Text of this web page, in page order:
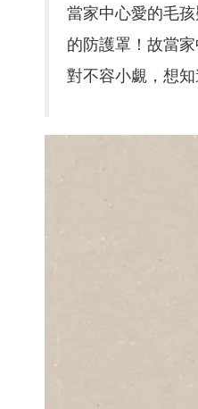
當家中心愛的毛
的防護罩！故當
對不容小覷，想